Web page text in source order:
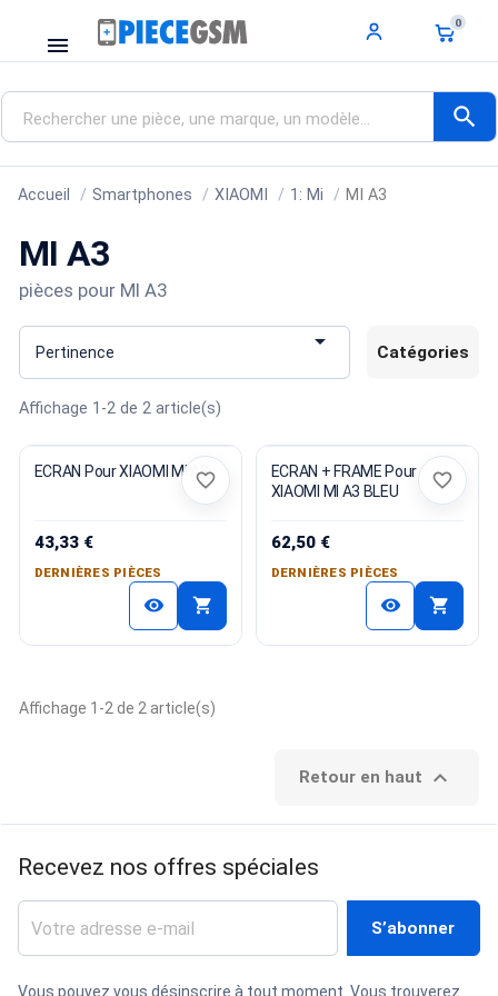
menu
0
search
Accueil Smartphones XIAOMI 1: Mi MI A3
MI A3
pièces pour MI A3
Pertinence  Catégories
Affichage 1-2 de 2 article(s)
ECRAN Pour XIAOMI MI A3
43,33 €
DERNIÈRES PIÈCES
visibility shopping_cart
favorite_border
ECRAN + FRAME Pour
XIAOMI MI A3 BLEU
62,50 €
DERNIÈRES PIÈCES
visibility shopping_cart
favorite_border
Affichage 1-2 de 2 article(s)
Retour en haut 
Recevez nos offres spéciales
Vous pouvez vous désinscrire à tout moment. Vous trouverez